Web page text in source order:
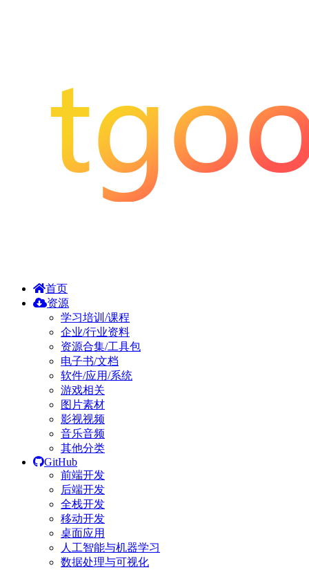
首页
资源
学习培训/课程
企业/行业资料
资源合集/工具包
电子书/文档
软件/应用/系统
游戏相关
图片素材
影视视频
音乐音频
其他分类
GitHub
前端开发
后端开发
全栈开发
移动开发
桌面应用
人工智能与机器学习
数据处理与可视化